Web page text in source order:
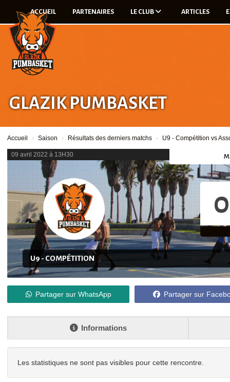
ACCUEIL PARTENAIRES LE CLUB ARTICLES
GLAZIK PUMBASKET
Accueil Saison Résultats des derniers matchs U9 - Compétition vs
09 avril 2022 à 13H30
U9 - COMPÉTITION
Partager sur WhatsApp Partager sur
Informations
Les statistiques ne sont pas visibles pour cette rencontre.